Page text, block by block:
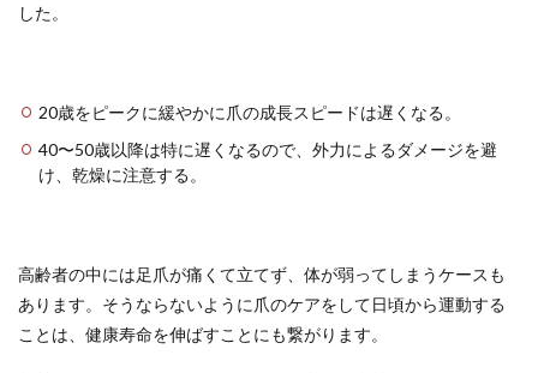
した。
20歳をピークに緩やかに爪の成長スピードは遅くなる。
40〜50歳以降は特に遅くなるので、外力によるダメージを避
け、乾燥に注意する。
高齢者の中には足爪が痛くて立てず、体が弱ってしまうケースも
あります。そうならないように爪のケアをして日頃から運動する
ことは、健康寿命を伸ばすことにも繋がります。